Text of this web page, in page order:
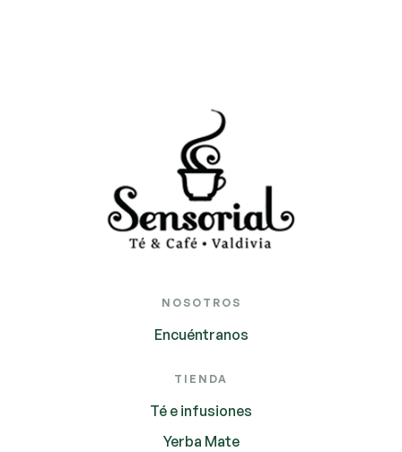
NOSOTROS
Encuéntranos
TIENDA
Té e infusiones
Yerba Mate